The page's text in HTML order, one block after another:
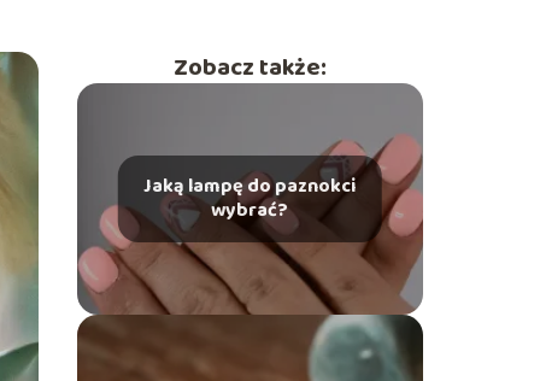
Zobacz także:
Jaką lampę do paznokci
wybrać?